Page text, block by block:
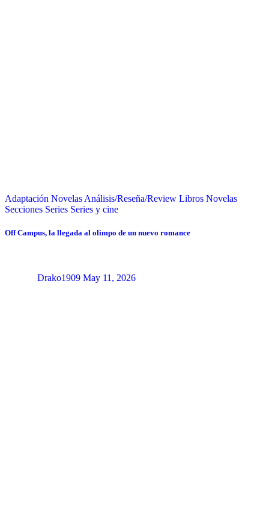
Adaptación Novelas Análisis/Reseña/Review Libros Novelas
Secciones Series Series y cine
Off Campus, la llegada al olimpo de un nuevo romance
Drako1909 May 11, 2026